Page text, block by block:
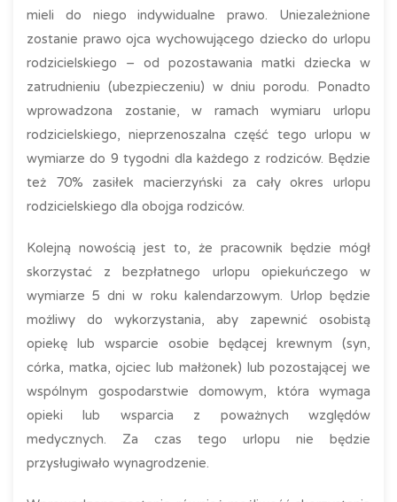
mieli do niego indywidualne prawo. Uniezależnione
zostanie prawo ojca wychowującego dziecko do urlopu
rodzicielskiego – od pozostawania matki dziecka w
zatrudnieniu (ubezpieczeniu) w dniu porodu. Ponadto
wprowadzona zostanie, w ramach wymiaru urlopu
rodzicielskiego, nieprzenoszalna część tego urlopu w
wymiarze do 9 tygodni dla każdego z rodziców. Będzie
też 70% zasiłek macierzyński za cały okres urlopu
rodzicielskiego dla obojga rodziców.
Kolejną nowością jest to, że pracownik będzie mógł
skorzystać z bezpłatnego urlopu opiekuńczego w
wymiarze 5 dni w roku kalendarzowym. Urlop będzie
możliwy do wykorzystania, aby zapewnić osobistą
opiekę lub wsparcie osobie będącej krewnym (syn,
córka, matka, ojciec lub małżonek) lub pozostającej we
wspólnym gospodarstwie domowym, która wymaga
opieki lub wsparcia z poważnych względów
medycznych. Za czas tego urlopu nie będzie
przysługiwało wynagrodzenie.